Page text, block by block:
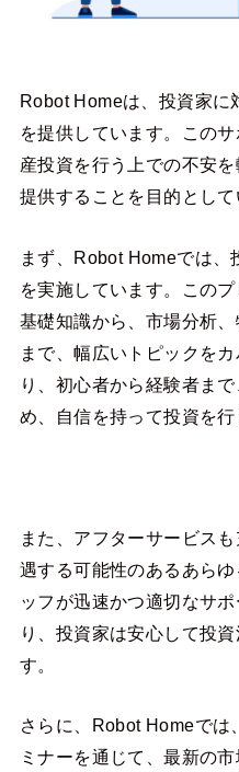
Robot Homeは、投資家に
を提供しています。この
産投資を行う上での不安
提供することを目的として
まず、Robot Homeでは、
を実施しています。この
基礎知識から、市場分析
まで、幅広いトピックを
り、初心者から経験者ま
め、自信を持って投資を行
また、アフターサービス
遇する可能性のあるあら
ッフが迅速かつ適切なサ
り、投資家は安心して投
す。
さらに、Robot Homeでは
ミナーを通じて、最新の